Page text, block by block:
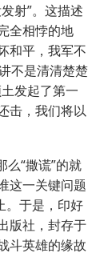
射”。这描述
全相悖的地
和平，我军不
不是清清楚楚
发起了第一
击，我们将以
么“撒谎”的就
这一关键问题
。于是，印好
版社，封存于
斗英雄的缘故